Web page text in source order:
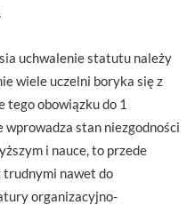
uchwalenie statutu należy
wiele uczelni boryka się z
tego obowiązku do 1
wprowadza stan niezgodności
i nauce, to przede
trudnymi nawet do
organizacyjno-